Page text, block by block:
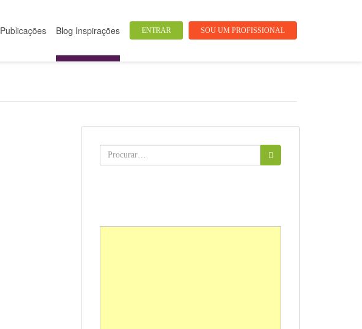
ENTRAR SOU UM PROFISSIONAL
Publicações Blog Inspirações
Buscar: